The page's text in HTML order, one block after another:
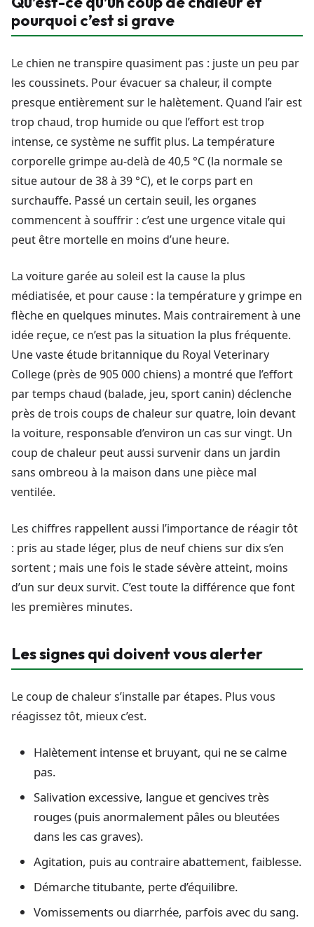
pourquoi c’est si grave
Le chien ne transpire quasiment pas : juste un peu par
les coussinets. Pour évacuer sa chaleur, il compte
presque entièrement sur le halètement. Quand l’air est
trop chaud, trop humide ou que l’effort est trop
intense, ce système ne suffit plus. La température
corporelle grimpe au-delà de 40,5 °C (la normale se
situe autour de 38 à 39 °C), et le corps part en
surchauffe. Passé un certain seuil, les organes
commencent à souffrir : c’est une urgence vitale qui
peut être mortelle en moins d’une heure.
La voiture garée au soleil est la cause la plus
médiatisée, et pour cause : la température y grimpe en
flèche en quelques minutes. Mais contrairement à une
idée reçue, ce n’est pas la situation la plus fréquente.
Une vaste étude britannique du Royal Veterinary
College (près de 905 000 chiens) a montré que l’effort
par temps chaud (balade, jeu, sport canin) déclenche
près de trois coups de chaleur sur quatre, loin devant
la voiture, responsable d’environ un cas sur vingt. Un
coup de chaleur peut aussi survenir dans un jardin
sans ombreou à la maison dans une pièce mal
ventilée.
Les chiffres rappellent aussi l’importance de réagir tôt
: pris au stade léger, plus de neuf chiens sur dix s’en
sortent ; mais une fois le stade sévère atteint, moins
d’un sur deux survit. C’est toute la différence que font
les premières minutes.
Les signes qui doivent vous alerter
Le coup de chaleur s’installe par étapes. Plus vous
réagissez tôt, mieux c’est.
Halètement intense et bruyant, qui ne se calme
pas.
Salivation excessive, langue et gencives très
rouges (puis anormalement pâles ou bleutées
dans les cas graves).
Agitation, puis au contraire abattement, faiblesse.
Démarche titubante, perte d’équilibre.
Vomissements ou diarrhée, parfois avec du sang.